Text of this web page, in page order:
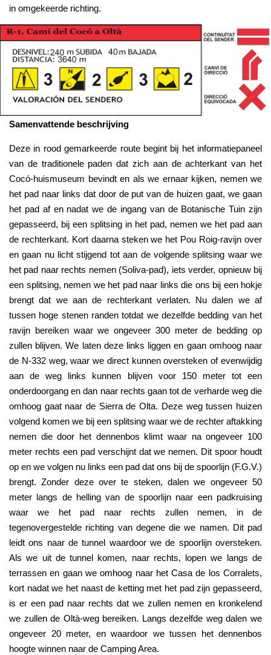
in omgekeerde richting.
Samenvattende beschrijving
Deze in rood gemarkeerde route begint bij het informatiepaneel
van de traditionele paden dat zich aan de achterkant van het
Cocó-huismuseum bevindt en als we ernaar kijken, nemen we
het pad naar links dat door de put van de huizen gaat, we gaan
het pad af en nadat we de ingang van de Botanische Tuin zijn
gepasseerd, bij een splitsing in het pad, nemen we het pad aan
de rechterkant. Kort daarna steken we het Pou Roig-ravijn over
en gaan nu licht stijgend tot aan de volgende splitsing waar we
het pad naar rechts nemen (Soliva-pad), iets verder, opnieuw bij
een splitsing, nemen we het pad naar links die ons bij een hokje
brengt dat we aan de rechterkant verlaten. Nu dalen we af
tussen hoge stenen randen totdat we dezelfde bedding van het
ravijn bereiken waar we ongeveer 300 meter de bedding op
zullen blijven. We laten deze links liggen en gaan omhoog naar
de N-332 weg, waar we direct kunnen oversteken of evenwijdig
aan de weg links kunnen blijven voor 150 meter tot een
onderdoorgang en dan naar rechts gaan tot de verharde weg die
omhoog gaat naar de Sierra de Olta. Deze weg tussen huizen
volgend komen we bij een splitsing waar we de rechter aftakking
nemen die door het dennenbos klimt waar na ongeveer 100
meter rechts een pad verschijnt dat we nemen. Dit spoor houdt
op en we volgen nu links een pad dat ons bij de spoorlijn (F.G.V.)
brengt. Zonder deze over te steken, dalen we ongeveer 50
meter langs de helling van de spoorlijn naar een padkruising
waar we het pad naar rechts zullen nemen, in de
tegenovergestelde richting van degene die we namen. Dit pad
leidt ons naar de tunnel waardoor we de spoorlijn oversteken.
Als we uit de tunnel komen, naar rechts, lopen we langs de
terrassen en gaan we omhoog naar het Casa de los Corralets,
kort nadat we het naast de ketting met het pad zijn gepasseerd,
is er een pad naar rechts dat we zullen nemen en kronkelend
we zullen de Oltà-weg bereiken. Langs dezelfde weg dalen we
ongeveer 20 meter, en waardoor we tussen het dennenbos
hoogte winnen naar de Camping Area.